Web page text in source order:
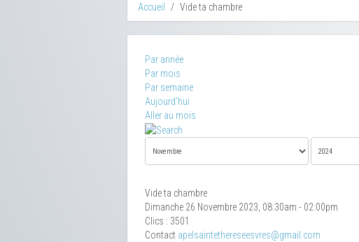
Accueil Vide ta chambre
Par année
Par mois
Par semaine
Aujourd'hui
Aller au mois
Vide ta chambre
Dimanche 26 Novembre 2023, 08:30am - 02:00pm
Clics : 3501
Contact apelsaintethereseesvres@gmail.com